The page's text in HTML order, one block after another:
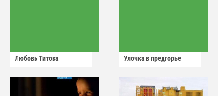
Любовь Титова Улочка в предгорье